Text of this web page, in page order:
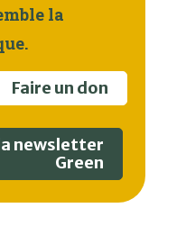
la
Faire un don
newsletter
Green